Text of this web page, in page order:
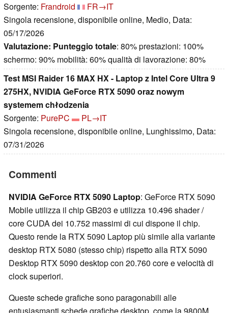
Sorgente: Frandroid
FR→IT
Singola recensione, disponibile online, Medio, Data:
05/17/2026
Valutazione: Punteggio totale: 80% prestazioni: 100%
schermo: 90% mobilità: 60% qualità di lavorazione: 80%
Test MSI Raider 16 MAX HX - Laptop z Intel Core Ultra 9
275HX, NVIDIA GeForce RTX 5090 oraz nowym
systemem chłodzenia
Sorgente: PurePC
PL→IT
Singola recensione, disponibile online, Lunghissimo, Data:
07/31/2026
Commenti
NVIDIA GeForce RTX 5090 Laptop: GeForce RTX 5090
Mobile utilizza il chip GB203 e utilizza 10.496 shader /
core CUDA dei 10.752 massimi di cui dispone il chip.
Questo rende la RTX 5090 Laptop più simile alla variante
desktop RTX 5080 (stesso chip) rispetto alla RTX 5090
Desktop RTX 5090 desktop con 20.760 core e velocità di
clock superiori.
Queste schede grafiche sono paragonabili alle